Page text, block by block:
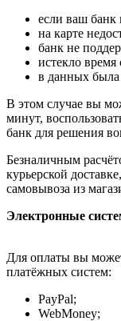
если ваш банк
на карте
банк не
истекло
в данных
В этом случае вы
минут,
банк для решения
Безналичным
курьерской
самовывоза из
Электронные
Для оплаты вы
платёжных систем:
PayPal;
WebMoney;